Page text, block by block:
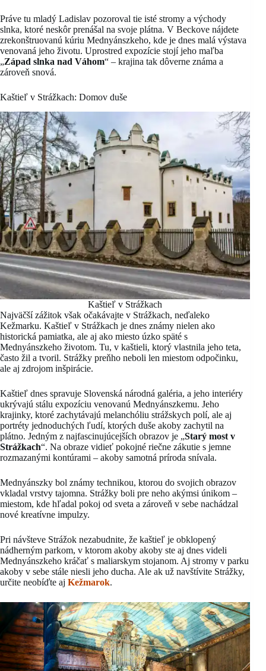
Práve tu mladý Ladislav pozoroval tie isté stromy a východy
slnka, ktoré neskôr prenášal na svoje plátna. V Beckove nájdete
zrekonštruovanú kúriu Mednyánszkeho, kde je dnes malá výstava
venovaná jeho životu. Uprostred expozície stojí jeho maľba
„Západ slnka nad Váhom“ – krajina tak dôverne známa a
zároveň snová.
Kaštieľ v Strážkach: Domov duše
Kaštieľ v Strážkach
Najväčší zážitok však očakávajte v Strážkach, neďaleko
Kežmarku. Kaštieľ v Strážkach je dnes známy nielen ako
historická pamiatka, ale aj ako miesto úzko späté s
Mednyánszkeho životom. Tu, v kaštieli, ktorý vlastnila jeho teta,
často žil a tvoril. Strážky preňho neboli len miestom odpočinku,
ale aj zdrojom inšpirácie.
Kaštieľ dnes spravuje Slovenská národná galéria, a jeho interiéry
ukrývajú stálu expozíciu venovanú Mednyánszkemu. Jeho
krajinky, ktoré zachytávajú melanchóliu strážskych polí, ale aj
portréty jednoduchých ľudí, ktorých duše akoby zachytil na
plátno. Jedným z najfascinujúcejších obrazov je „Starý most v
Strážkach“. Na obraze vidieť pokojné riečne zákutie s jemne
rozmazanými kontúrami – akoby samotná príroda snívala.
Mednyánszky bol známy technikou, ktorou do svojich obrazov
vkladal vrstvy tajomna. Strážky boli pre neho akýmsi únikom –
miestom, kde hľadal pokoj od sveta a zároveň v sebe nachádzal
nové kreatívne impulzy.
Pri návšteve Strážok nezabudnite, že kaštieľ je obklopený
nádherným parkom, v ktorom akoby akoby ste aj dnes videli
Mednyánszkeho kráčať s maliarskym stojanom. Aj stromy v parku
akoby v sebe stále niesli jeho ducha. Ale ak už navštívite Strážky,
určite neobíďte aj Kežmarok.